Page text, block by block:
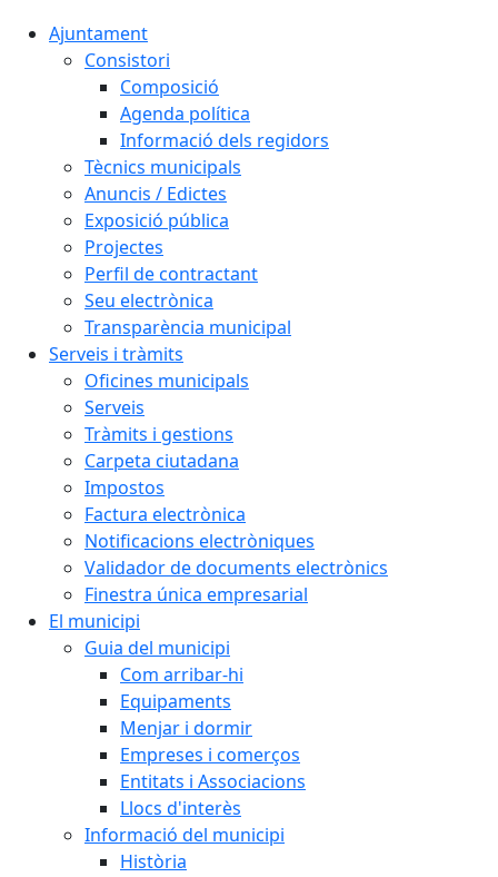
Ajuntament
Consistori
Composició
Agenda política
Informació dels regidors
Tècnics municipals
Anuncis / Edictes
Exposició pública
Projectes
Perfil de contractant
Seu electrònica
Transparència municipal
Serveis i tràmits
Oficines municipals
Serveis
Tràmits i gestions
Carpeta ciutadana
Impostos
Factura electrònica
Notificacions electròniques
Validador de documents electrònics
Finestra única empresarial
El municipi
Guia del municipi
Com arribar-hi
Equipaments
Menjar i dormir
Empreses i comerços
Entitats i Associacions
Llocs d'interès
Informació del municipi
Història